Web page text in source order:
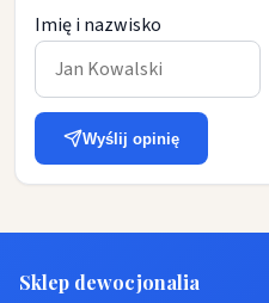
Imię i nazwisko
Wyślij opinię
Sklep dewocjonalia